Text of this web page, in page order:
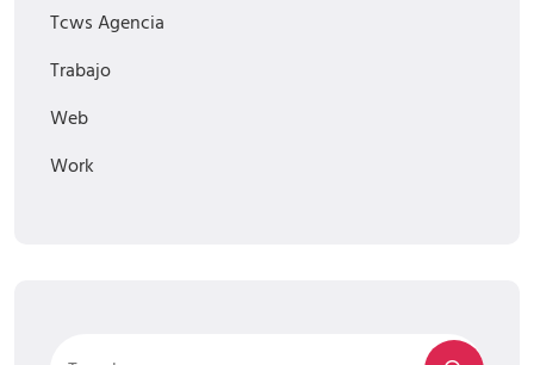
Tcws Agencia
Trabajo
Web
Work